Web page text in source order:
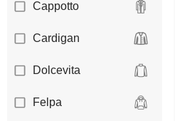
Cappotto
Cardigan
Dolcevita
Felpa